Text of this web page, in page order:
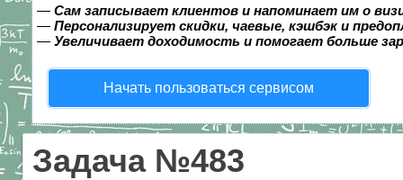
— Сам записывает клиентов и напоминает им о
— Персонализирует скидки, чаевые, кэшбэк и
— Увеличивает доходимость и помогает больше
Начать пользоваться сервисом
Задача №483